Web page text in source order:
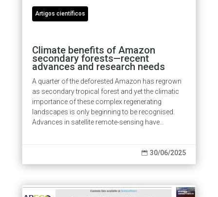
Artigos científicos
Climate benefits of Amazon
secondary forests—recent
advances and research needs
A quarter of the deforested Amazon has regrown
as secondary tropical forest and yet the climatic
importance of these complex regenerating
landscapes is only beginning to be recognised.
Advances in satellite remote-sensing have
 30/06/2025